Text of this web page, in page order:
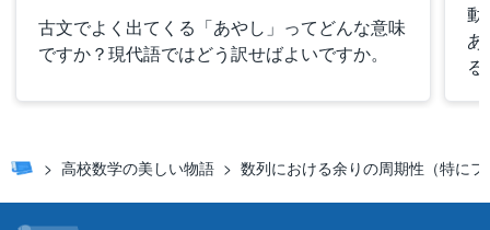
古文でよく出てくる「あやし」ってどんな意味
ですか？現代語ではどう訳せばよいですか。
動
あ
高校数学の美しい物語 数列における余りの周期性（特に